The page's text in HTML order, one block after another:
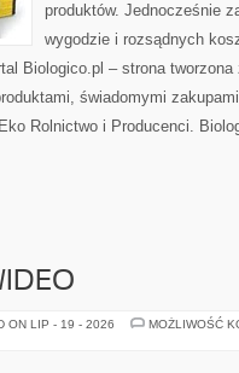
produktów. Jednocześnie
wygodzie i rozsądnych
Biologico.pl – strona
świadomymi
Rolnictwo i Producenci.
ON LIP - 19 - 2026
MOŻLIWOŚĆ